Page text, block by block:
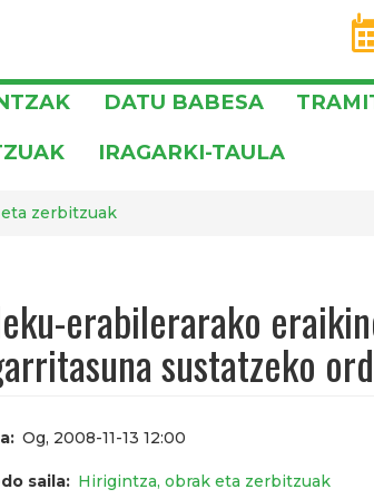
DATU BABESA
IRAGARKI-TAULA
zerbitzuak
erabilerarako
sustatzeko
Og, 2008-11-13 12:00
saila Hirigintza, obrak eta zerbitzuak